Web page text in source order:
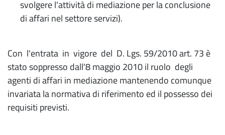
svolgere l'attività di mediazione per la conclusione
di affari nel settore servizi).
Con l'entrata in vigore del D. Lgs. 59/2010 art. 73 è
stato soppresso dall'8 maggio 2010 il ruolo degli
agenti di affari in mediazione mantenendo comunque
invariata la normativa di riferimento ed il possesso dei
requisiti previsti.